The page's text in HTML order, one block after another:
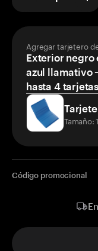
Agregar tarjetero
Exterior
azul llamativo
hasta 4
Tamaño:
Código promocional